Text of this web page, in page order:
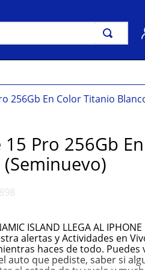
256Gb En Color Titanio
15 Pro 256Gb
ISLAND LLEGA AL
alertas y Actividades en
haces de todo.
auto que pediste, saber si